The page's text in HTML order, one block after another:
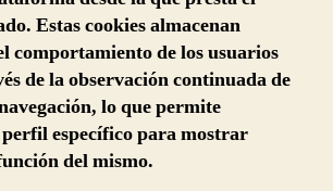
Estas cookies almacenan
comportamiento de los usuarios
de la observación continuada de
lo que permite
específico para mostrar
del mismo.